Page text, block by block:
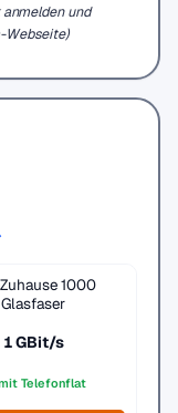
und
Webseite)
1000
Glasfaser
1 GBit/s
Telefonflat